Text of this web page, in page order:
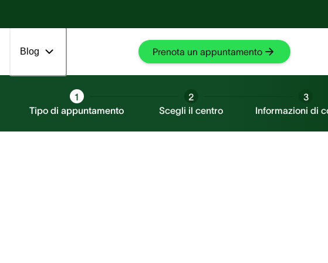
Blog Prenota un appuntamento
Prova SilentCloud
Prova SilentCloud
1
Tipo di appuntamento
2
Scegli il centro
3
Informazioni di